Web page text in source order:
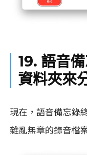
19. 語音
資料夾來
現在，語音備忘錄
雜亂無章的錄音檔